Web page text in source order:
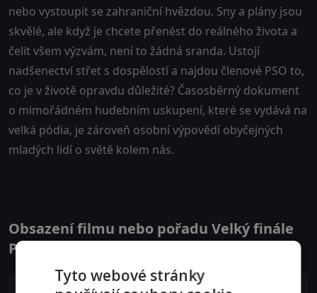
nebo vystoupit se zahraniční hvězdou. Sny a plány jsou
skvělé, ale když je chcete přenést do reálného života a
čelit všem výzvám, není to žádná sranda. Ustojí
nadšenectví střet s dospělostí a najdou členové PSO to,
co je v životě opravdu důležité? Časosběrný dokument
o mimořádném hudebním uskupení, které se vydává na
velká pódia, je zároveň osobní výpovědí obyčejných
mladých lidí o světě kolem nás.
Obsazení filmu nebo pořadu Velký finále
PSO - Herci a tvůrci
Tyto webové stránky